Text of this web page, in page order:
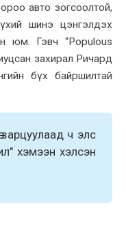
авто зогсоолтой,
шинэ цэнгэлдэх
юм. Гэвч “Populous
захирал Ричард
бүх байршилтай
зарцуулаад ч элс
хэмээн хэлсэн